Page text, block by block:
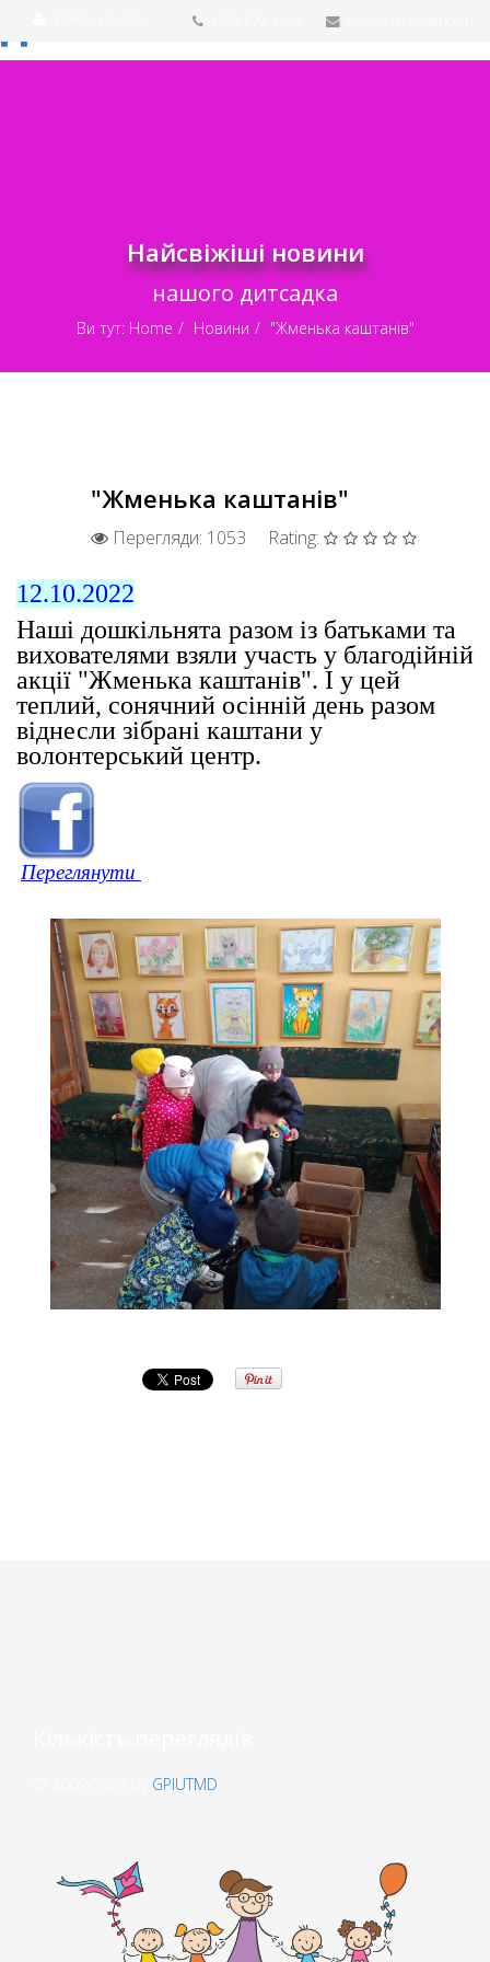
Найсвіжіші новини
нашого дитсадка
Ви тут: Home Новини "Жменька каштанів"
"Жменька каштанів"
Перегляди: 1053 Rating:
12.10.2022
Наші дошкільнята разом із батьками та
вихователями взяли участь у благодійній
акції "Жменька каштанів". І у цей
теплий, сонячний осінній день разом
віднесли зібрані каштани у
волонтерський центр.
Переглянути
GPIUTMD